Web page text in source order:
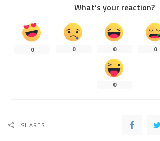
What’s your reaction?
0 0 0 0
0
SHARES